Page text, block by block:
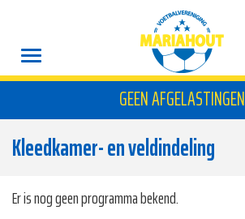
GEEN AFGELASTINGEN
Kleedkamer- en veldindeling
Er is nog geen programma bekend.